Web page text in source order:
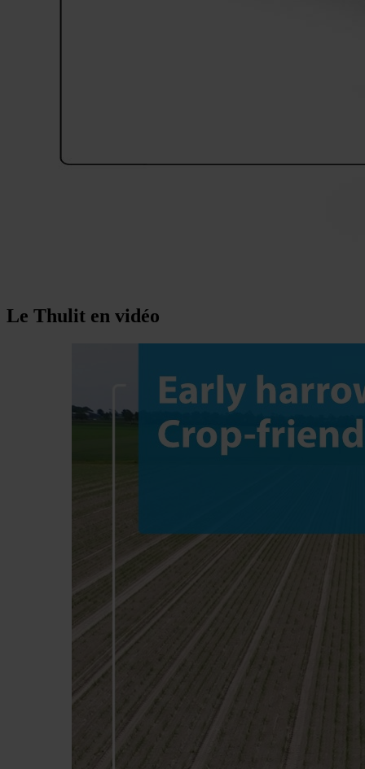
Le Thulit en vidéo